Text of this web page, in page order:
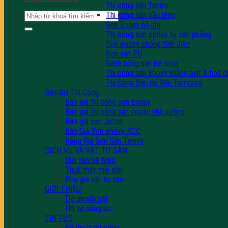
Tìm
kiếm:
Thi công sân Tennis
Thi công sân cầu lông
Sơn Epoxy hệ lăn
Thi công sơn epoxy tự san phẳng
Sơn epoxy chống tĩnh điện
Sơn sàn PU
Đánh bóng sàn bê tông
Thi công sàn Epoxy kháng axit & hoá
Thi Công Sàn Đá Mài Terrazzo
Báo Giá Thi Công
Báo giá thi công sơn Epoxy
Báo giá thi công sàn epoxy nhà xưởng
Báo giá sơn Joton
Báo Giá Sơn epoxy KCC
Bảng Giá Sơn Sân Tennis
DỊCH VỤ VÀ VẬT TƯ SÀN
Mài sàn bê tông
Thuê máy mài sàn
Phụ gia vật tư sàn
GIỚI THIỆU
Dự án nổi bật
Hồ sơ năng lực
TIN TỨC